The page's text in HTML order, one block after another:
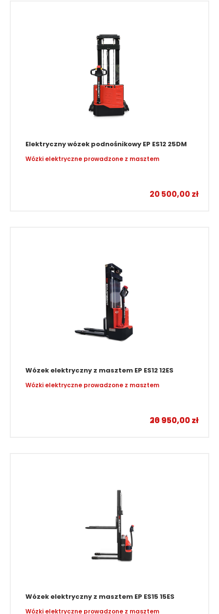
Elektryczny wózek podnośnikowy EP ES12 25DM
Wózki elektryczne prowadzone z masztem
20 500,00 zł
Wózek elektryczny z masztem EP ES12 12ES
Wózki elektryczne prowadzone z masztem
16 950,00 zł
20 950,00 zł
Wózek elektryczny z masztem EP ES15 15ES